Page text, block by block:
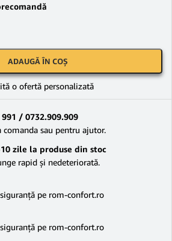
ADAUGĂ ÎN COȘ
o ofertă personalizată
991 / 0732.909.909
sau pentru ajutor.
10 zile la produse din stoc
rapid şi nedeteriorată.
pe rom-confort.ro
pe rom-confort.ro